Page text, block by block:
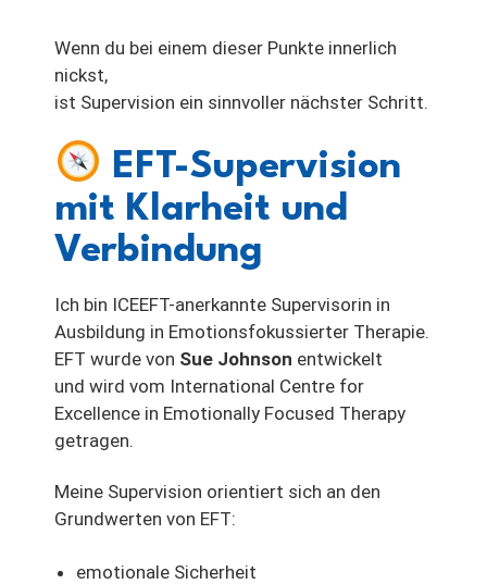
Wenn du bei einem dieser Punkte innerlich
nickst,
ist Supervision ein sinnvoller nächster Schritt.
EFT-Supervision
mit Klarheit und
Verbindung
Ich bin ICEEFT-anerkannte Supervisorin in
Ausbildung in Emotionsfokussierter Therapie.
EFT wurde von Sue Johnson entwickelt
und wird vom International Centre for
Excellence in Emotionally Focused Therapy
getragen.
Meine Supervision orientiert sich an den
Grundwerten von EFT:
emotionale Sicherheit